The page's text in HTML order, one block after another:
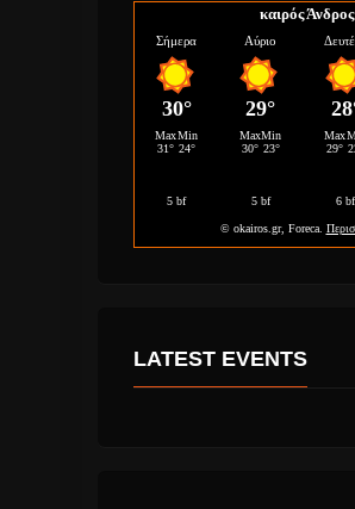
καιρός Άνδρος
LATEST EVENTS